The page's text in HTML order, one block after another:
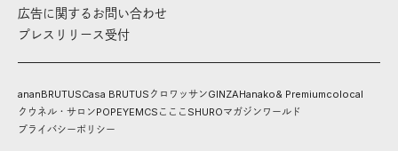
広告に関するお問い合わせ
プレスリリース受付
ananBRUTUSCasa BRUTUS クロワッサンGINZAHanako& Premiumcolocal
クウネル・サロンPOPEYEMCS こここ SHUROマガジンワールド
プライバシーポリシー